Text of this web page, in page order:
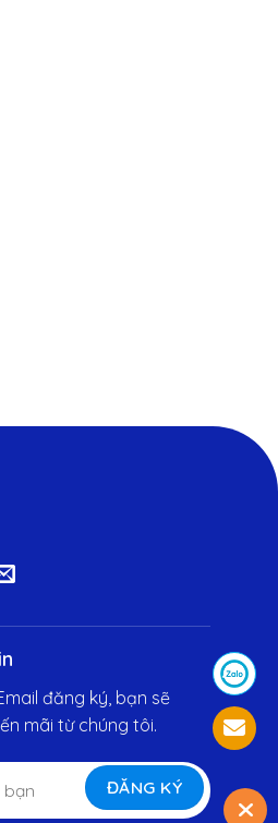
đăng ký, bạn sẽ
mãi từ chúng tôi.